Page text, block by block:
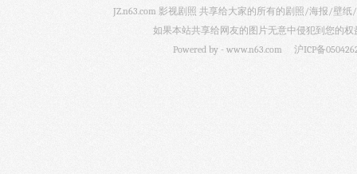
JZ.n63.com 影视剧照 共享给大家的所有的剧照/海报/壁
如果本站共享给网友的图片无意中侵犯到您的
Powered by - www.n63.com 沪ICP备